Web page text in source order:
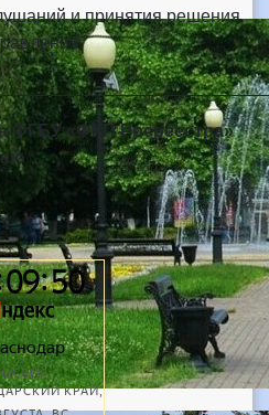
и принятия решения
ФГБУ «ФКП Росреестра»